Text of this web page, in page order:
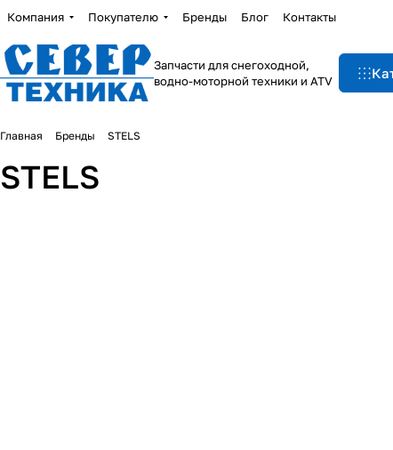
Компания Покупателю Бренды Блог Контакты
Запчасти для снегоходной,
водно-моторной техники и ATV
Главная Бренды STELS
STELS